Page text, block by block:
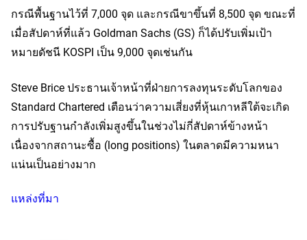
กรณีพื้นฐานไว้ที่ 7,000 จุด และกรณีขาขึ้นที่ 8,500 จุด ขณะที่
เมื่อสัปดาห์ที่แล้ว Goldman Sachs (GS) ก็ได้ปรับเพิ่มเป้า
หมายดัชนี KOSPI เป็น 9,000 จุดเช่นกัน
Steve Brice ประธานเจ้าหน้าที่ฝ่ายการลงทุนระดับโลกของ
Standard Chartered เตือนว่าความเสี่ยงที่หุ้นเกาหลีใต้จะเกิด
การปรับฐานกำลังเพิ่มสูงขึ้นในช่วงไม่กี่สัปดาห์ข้างหน้า
เนื่องจากสถานะซื้อ (long positions) ในตลาดมีความหนา
แน่นเป็นอย่างมาก
แหล่งที่มา